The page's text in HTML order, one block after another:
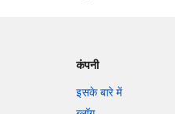
कंपनी
इसके बारे में